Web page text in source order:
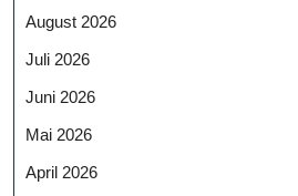
August 2026
Juli 2026
Juni 2026
Mai 2026
April 2026